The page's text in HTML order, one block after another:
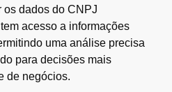
os dados do CNPJ
acesso a informações
uma análise precisa
para decisões mais
de negócios.